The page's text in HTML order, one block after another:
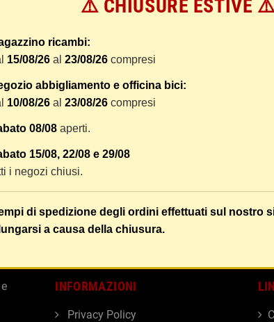
dal ricevimento del pagamento e vengono spediti
per tracciare il vostro pacco online.
gestione e imballaggio e le spese postali. I costi di
di raggruppare i vostri articoli in un unico
saranno addebitate per ognuno di essi. Il
e i vostri articoli son ben protetti.
⚠️ CHIUSURE ESTIVE ⚠️
ricambi:
15/08/26 al 23/08/26 compresi
abbigliamento e officina bici:
10/08/26 al 23/08/26 compresi
08/08 aperti.
15/08, 22/08 e 29/08
i negozi chiusi.
di spedizione degli ordini effettuati sul nostro
a causa della chiusura.
INFORMAZIONI
Privacy Policy